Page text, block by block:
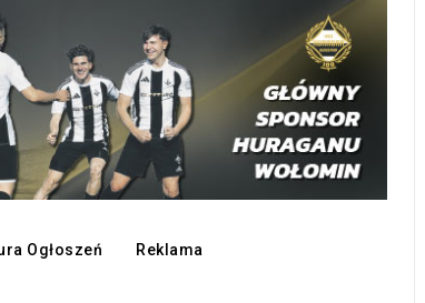
Ogłoszeń Reklama